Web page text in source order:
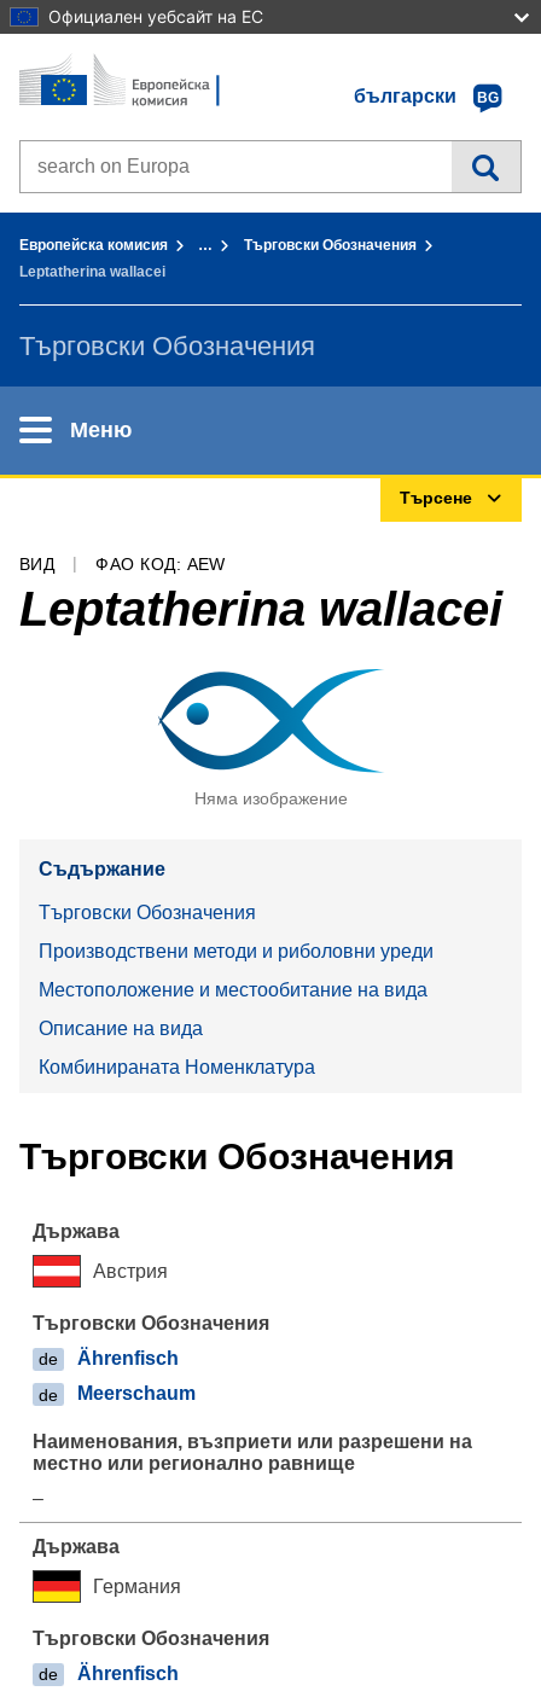
Официален уебсайт на ЕС
Към съдържанието
Начало - Европейска комисия
български
BG
Search on Europa websites
Европейска комисия …
Търговски Обозначения
Leptatherina wallacei
Търговски Обозначения
Меню
Търсене
ВИД ФАО КОД: AEW
Leptatherina wallacei
Няма изображение
Съдържание
Търговски Обозначения
Производствени методи и риболовни уреди
Местоположение и местообитание на вида
Описание на вида
Комбинираната Номенклатура
Търговски Обозначения
Австрия
de Ährenfisch
de Meerschaum
–
Германия
de Ährenfisch